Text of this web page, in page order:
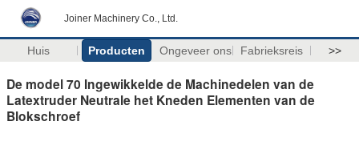
Joiner Machinery Co., Ltd.
Huis Producten Ongeveer ons Fabrieksreis >>
De model 70 Ingewikkelde de Machinedelen van de
Latextruder Neutrale het Kneden Elementen van de
Blokschroef